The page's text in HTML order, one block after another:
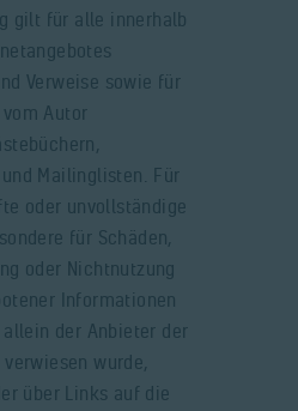
gilt für alle innerhalb
Verweise sowie für
Autor
Mailinglisten. Für
oder unvollständige
für Schäden,
oder Nichtnutzung
Informationen
der Anbieter der
wurde,
über Links auf die